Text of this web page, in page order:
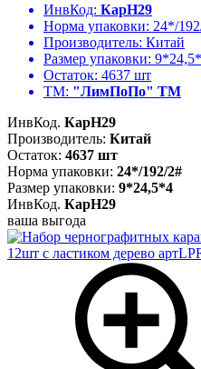
ИнвКод: КарН29
Норма упаковки: 24*/
Производитель: Китай
Размер упаковки:
Остаток: 4637 шт
ТМ: "ЛимПоПо" ТМ
ИнвКод. КарН29
Производитель: Китай
Остаток: 4637 шт
Норма упаковки: 24*/192/2#
Размер упаковки: 9*24,5*4
ИнвКод. КарН29
ваша выгода